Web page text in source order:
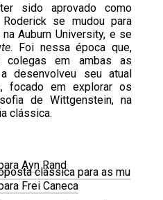
sido aprovado como
se mudou para
Auburn University, e se
. Foi nessa época que,
colegas em ambas as
desenvolveu seu atual
focado em explorar os
de Wittgenstein, na
clássica.
Ayn Rand
clássica para as mu
Frei Caneca